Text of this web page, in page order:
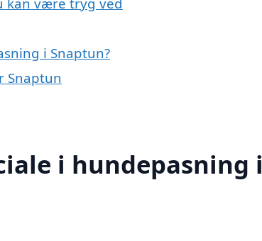
i Snaptun?
Snaptun
i hundepasning i